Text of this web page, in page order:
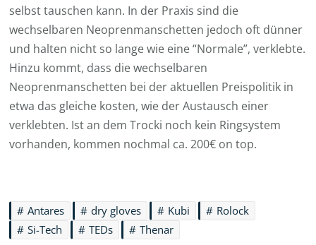
selbst tauschen kann. In der Praxis sind die
wechselbaren Neoprenmanschetten jedoch oft dünner
und halten nicht so lange wie eine “Normale”, verklebte.
Hinzu kommt, dass die wechselbaren
Neoprenmanschetten bei der aktuellen Preispolitik in
etwa das gleiche kosten, wie der Austausch einer
verklebten. Ist an dem Trocki noch kein Ringsystem
vorhanden, kommen nochmal ca. 200€ on top.
Antares dry gloves Kubi
Rolock
Si-Tech
TEDs Thenar